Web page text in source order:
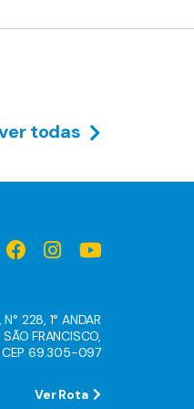
todas
228, 1° ANDAR
FRANCISCO,
69.305-097
Ver Rota